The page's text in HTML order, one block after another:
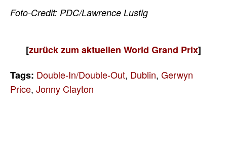
Foto-Credit: PDC/Lawrence Lustig
[zurück zum aktuellen World Grand Prix]
Tags: Double-In/Double-Out, Dublin, Gerwyn
Price, Jonny Clayton